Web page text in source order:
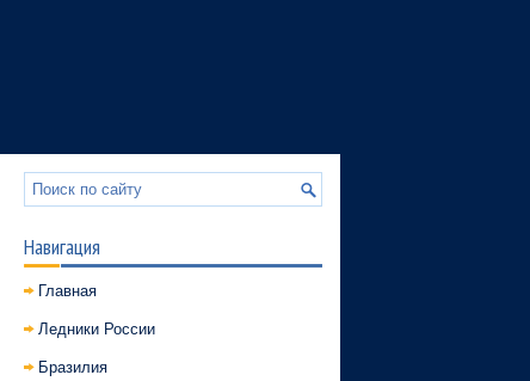
Навигация
Главная
Ледники России
Бразилия